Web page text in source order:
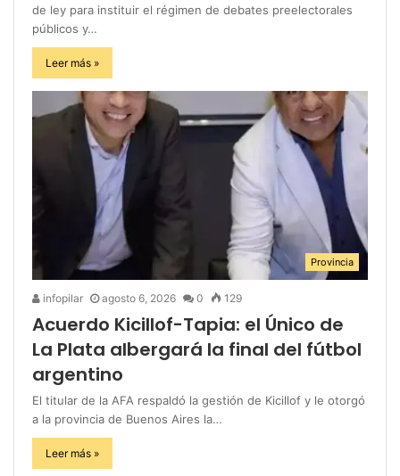
de ley para instituir el régimen de debates preelectorales
públicos y…
Leer más »
Provincia
infopilar agosto 6, 2026 0 129
Acuerdo Kicillof-Tapia: el Único de
La Plata albergará la final del fútbol
argentino
El titular de la AFA respaldó la gestión de Kicillof y le otorgó
a la provincia de Buenos Aires la…
Leer más »